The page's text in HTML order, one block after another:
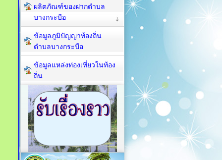
ผลิตภัณฑ์ของฝากตำบล
บางกระบือ
ข้อมูลภูมิปัญญาท้องถิ่น
ตำบลบางกระบือ
ข้อมูลแหล่งท่องเที่ยวในท้อง
ถิ่น